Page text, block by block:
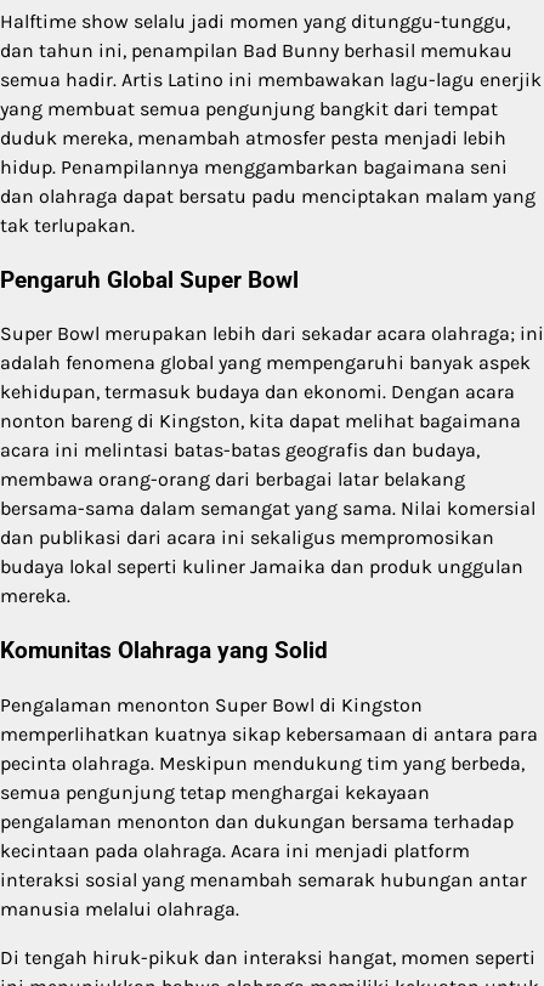
Halftime show selalu jadi momen yang ditunggu-tunggu,
dan tahun ini, penampilan Bad Bunny berhasil memukau
semua hadir. Artis Latino ini membawakan lagu-lagu enerjik
yang membuat semua pengunjung bangkit dari tempat
duduk mereka, menambah atmosfer pesta menjadi lebih
hidup. Penampilannya menggambarkan bagaimana seni
dan olahraga dapat bersatu padu menciptakan malam yang
tak terlupakan.
Pengaruh Global Super Bowl
Super Bowl merupakan lebih dari sekadar acara olahraga; ini
adalah fenomena global yang mempengaruhi banyak aspek
kehidupan, termasuk budaya dan ekonomi. Dengan acara
nonton bareng di Kingston, kita dapat melihat bagaimana
acara ini melintasi batas-batas geografis dan budaya,
membawa orang-orang dari berbagai latar belakang
bersama-sama dalam semangat yang sama. Nilai komersial
dan publikasi dari acara ini sekaligus mempromosikan
budaya lokal seperti kuliner Jamaika dan produk unggulan
mereka.
Komunitas Olahraga yang Solid
Pengalaman menonton Super Bowl di Kingston
memperlihatkan kuatnya sikap kebersamaan di antara para
pecinta olahraga. Meskipun mendukung tim yang berbeda,
semua pengunjung tetap menghargai kekayaan
pengalaman menonton dan dukungan bersama terhadap
kecintaan pada olahraga. Acara ini menjadi platform
interaksi sosial yang menambah semarak hubungan antar
manusia melalui olahraga.
Di tengah hiruk-pikuk dan interaksi hangat, momen seperti